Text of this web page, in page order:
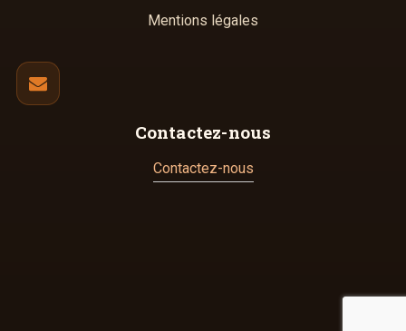
Mentions légales
Contactez-nous
Contactez-nous